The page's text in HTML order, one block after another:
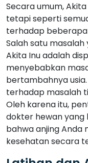
Secara umum,
tetapi seperti
terhadap
Salah satu
Akita Inu adalah
menyebabkan
bertambahnya
terhadap masalah
Oleh karena itu,
dokter hewan
bahwa anjing Anda
kesehatan secara